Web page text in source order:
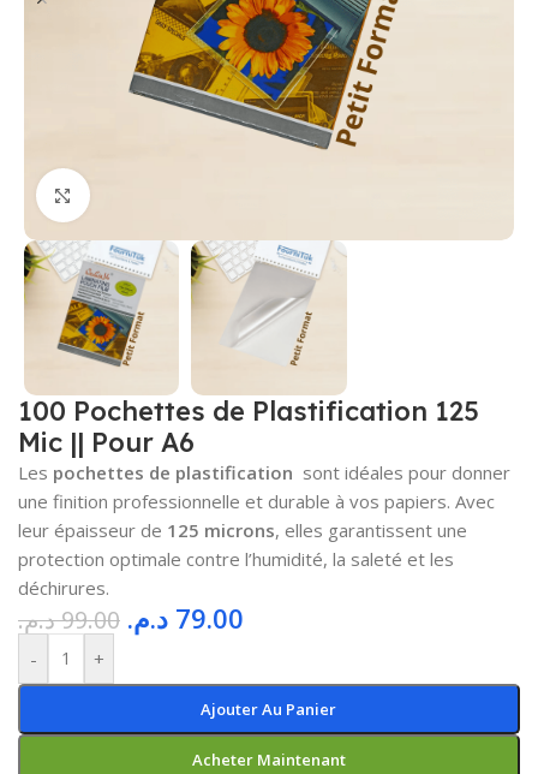
Cliquez pour agrandir
100 Pochettes de Plastification 125
Mic || Pour A6
Les pochettes de plastification sont idéales pour donner
une finition professionnelle et durable à vos papiers. Avec
leur épaisseur de 125 microns, elles garantissent une
protection optimale contre l’humidité, la saleté et les
déchirures.
99.00د.م. 79.00 د.م.
- +
Ajouter Au Panier
Acheter Maintenant